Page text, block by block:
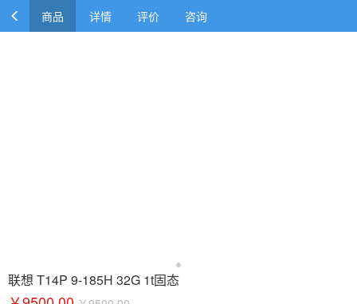
商品 详情 评价 咨询
联想 T14P 9-185H 32G 1t固态